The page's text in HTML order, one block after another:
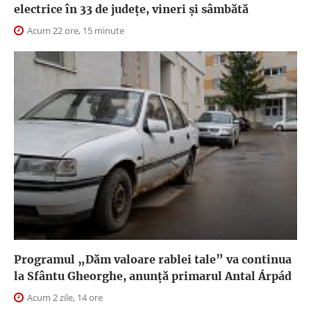
electrice în 33 de județe, vineri și sâmbătă
Acum 22 ore, 15 minute
Programul „Dăm valoare rablei tale” va continua
la Sfântu Gheorghe, anunţă primarul Antal Árpád
Acum 2 zile, 14 ore